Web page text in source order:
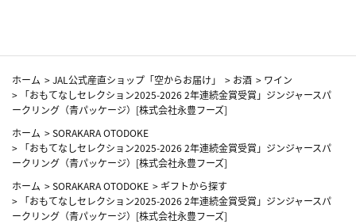
ホーム >JAL公式産直ショップ「空からお届け」 > お酒 > ワイン
> 「おもてなしセレクション2025-2026 2年連続金賞受賞」ジンジャースパ
ークリング（青パッケージ）[株式会社永豊フーズ]
ホーム >SORAKARA OTODOKE
> 「おもてなしセレクション2025-2026 2年連続金賞受賞」ジンジャースパ
ークリング（青パッケージ）[株式会社永豊フーズ]
ホーム >SORAKARA OTODOKE > ギフトから探す
> 「おもてなしセレクション2025-2026 2年連続金賞受賞」ジンジャースパ
ークリング（青パッケージ）[株式会社永豊フーズ]